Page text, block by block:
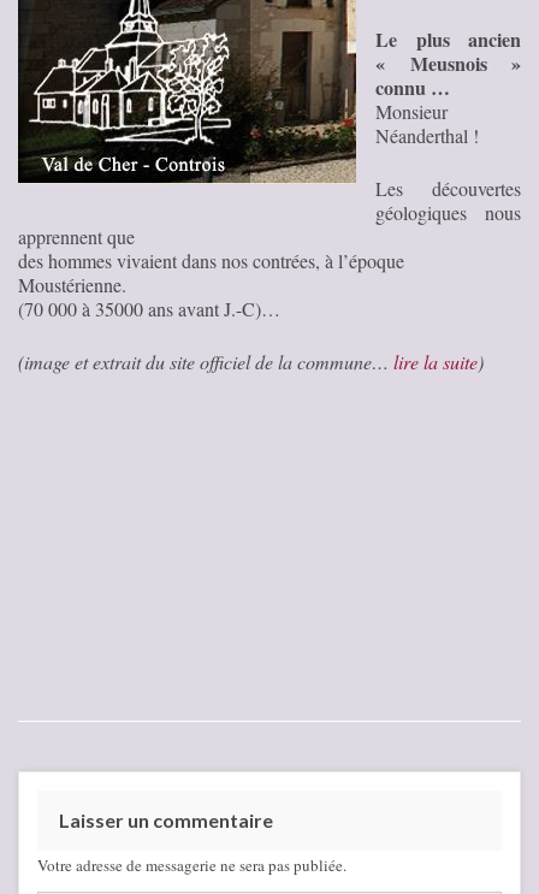
Le plus ancien
« Meusnois »
connu …
Monsieur
Néanderthal !
Les découvertes
géologiques nous
apprennent que
des hommes vivaient dans nos contrées, à l’époque
Moustérienne.
(70 000 à 35000 ans avant J.-C)…
(image et extrait du site officiel de la commune… lire la suite)
Laisser un commentaire
Votre adresse de messagerie ne sera pas publiée.